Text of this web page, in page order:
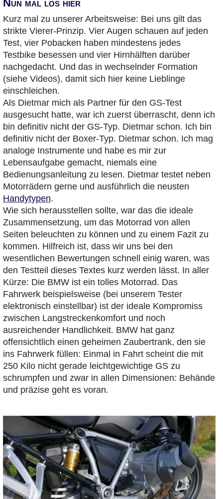
Nun mal los hier
Kurz mal zu unserer Arbeitsweise: Bei uns gilt das
strikte Vierer-Prinzip. Vier Augen schauen auf jeden
Test, vier Pobacken haben mindestens jedes
Testbike besessen und vier Hirnhälften darüber
nachgedacht. Und das in wechselnder Formation
(siehe Videos), damit sich hier keine Lieblinge
einschleichen.
Als Dietmar mich als Partner für den GS-Test
ausgesucht hatte, war ich zuerst überrascht, denn ich
bin definitiv nicht der GS-Typ. Dietmar schon. Ich bin
definitiv nicht der Boxer-Typ. Dietmar schon. Ich mag
analoge Instrumente und habe es mir zur
Lebensaufgabe gemacht, niemals eine
Bedienungsanleitung zu lesen. Dietmar testet neben
Motorrädern gerne und ausführlich die neusten
Handytypen.
Wie sich herausstellen sollte, war das die ideale
Zusammensetzung, um das Motorrad von allen
Seiten beleuchten zu können und zu einem Fazit zu
kommen. Hilfreich ist, dass wir uns bei den
wesentlichen Bewertungen schnell einig waren, was
den Testteil dieses Textes kurz werden lässt. In aller
Kürze: Die BMW ist ein tolles Motorrad. Das
Fahrwerk beispielsweise (bei unserem Tester
elektronisch einstellbar) ist der ideale Kompromiss
zwischen Langstreckenkomfort und noch
ausreichender Handlichkeit. BMW hat ganz
offensichtlich einen geheimen Zaubertrank, den sie
ins Fahrwerk füllen: Einmal in Fahrt scheint die mit
250 Kilo nicht gerade leichtgewichtige GS zu
schrumpfen und zwar in allen Dimensionen: Behände
und präzise geht es voran.